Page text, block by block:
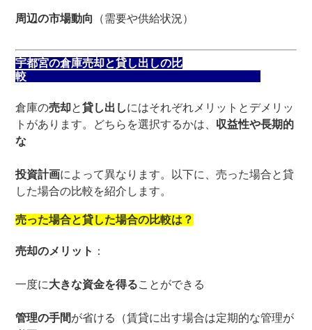
周辺の市場動向 （需要や供給状況）
宇都宮の倉庫売却と貸し出しの比
較
倉庫の売却と貸し出しにはそれぞれメリットとデメリッ
トがあります。どちらを選択するかは、 収益性や長期的
な
投資計画によって異なります。以下に、売った場合と貸
した場合の比較を紹介します。
売った場合と貸した場合の比較は？
売却のメリット ：
一度に大きな資金を得ることができる
管理の手間が省ける（賃貸に出す場合は定期的な管理が